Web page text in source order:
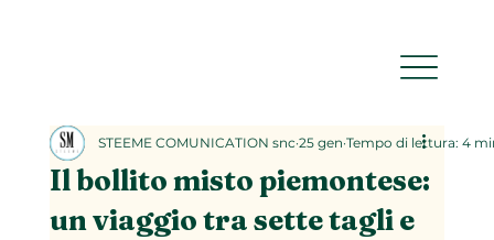
Il bollito misto piemontese:
un viaggio tra sette tagli e
STEEME COMUNICATION snc 25 gen Tempo di lettura: 4